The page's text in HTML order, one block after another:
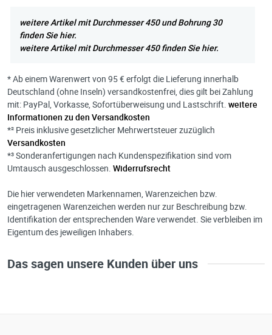
weitere Artikel mit Durchmesser 450 und Bohrung 30
finden Sie hier.
weitere Artikel mit Durchmesser 450 finden Sie hier.
* Ab einem Warenwert von 95 € erfolgt die Lieferung innerhalb
Deutschland (ohne Inseln) versandkostenfrei, dies gilt bei Zahlung
mit: PayPal, Vorkasse, Sofortüberweisung und Lastschrift. weitere
Informationen zu den Versandkosten
*² Preis inklusive gesetzlicher Mehrwertsteuer zuzüglich
Versandkosten
*³ Sonderanfertigungen nach Kundenspezifikation sind vom
Umtausch ausgeschlossen. Widerrufsrecht
Die hier verwendeten Markennamen, Warenzeichen bzw.
eingetragenen Warenzeichen werden nur zur Beschreibung bzw.
Identifikation der entsprechenden Ware verwendet. Sie verbleiben im
Eigentum des jeweiligen Inhabers.
Das sagen unsere Kunden über uns